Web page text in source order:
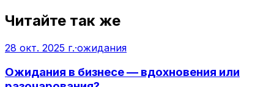
Читайте так же
28 окт. 2025 г.·ожидания
Ожидания в бизнесе — вдохновения или